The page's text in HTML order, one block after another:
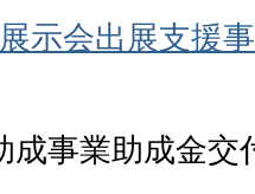
示会出展支援
成事業助成金交